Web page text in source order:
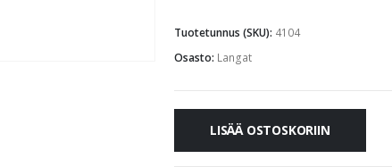
Tuotetunnus (SKU): 4104
Osasto: Langat
LISÄÄ OSTOSKORIIN